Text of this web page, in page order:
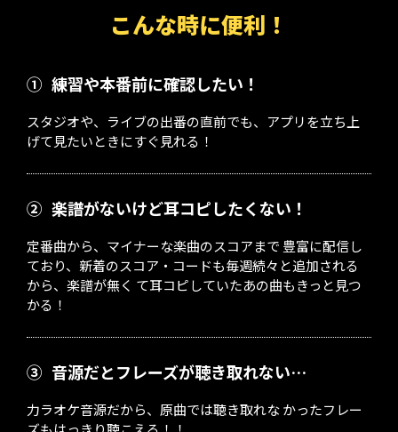
こんな時に便利！
① 練習や本番前に確認したい！
スタジオや、ライブの出番の直前でも、アプリを立ち上
げて見たいときにすぐ見れる！
② 楽譜がないけど耳コピしたくない！
定番曲から、マイナーな楽曲のスコアまで 豊富に配信し
ており、新着のスコア・コードも毎週続々と追加される
から、楽譜が無く て耳コピしていたあの曲もきっと見つ
かる！
③ 音源だとフレーズが聴き取れない…
力ラオケ音源だから、原曲では聴き取れな かったフレー